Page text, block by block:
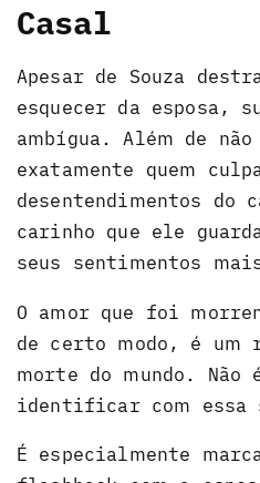
Casal
Apesar de Souza
esquecer da esposa,
ambígua. Além de não
exatamente quem
desentendimentos do
carinho que ele
seus sentimentos
O amor que foi
de certo modo, é um
morte do mundo.
identificar com essa
É especialmente